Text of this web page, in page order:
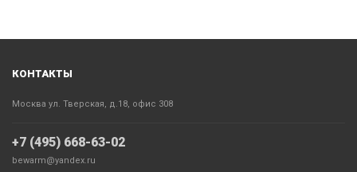
КОНТАКТЫ
Москва ул. Тверская, д.18, офис 308
+7 (495) 668-63-02
bewarm@yandex.ru